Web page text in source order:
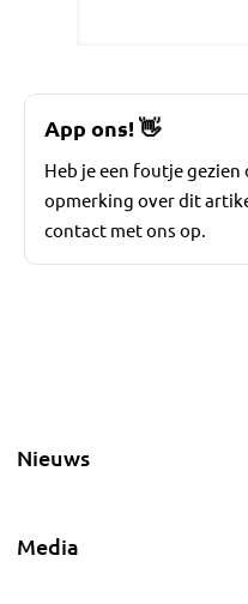
App ons!👋
Heb je een foutje gezien
opmerking over dit
contact met ons op.
Nieuws
Media